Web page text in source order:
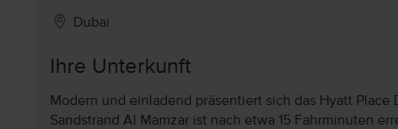
Dubai
Ihre Unterkunft
Modern und einladend präsentiert sich das Hyatt
Sandstrand Al Mamzar ist nach etwa 15 Fahrminuten